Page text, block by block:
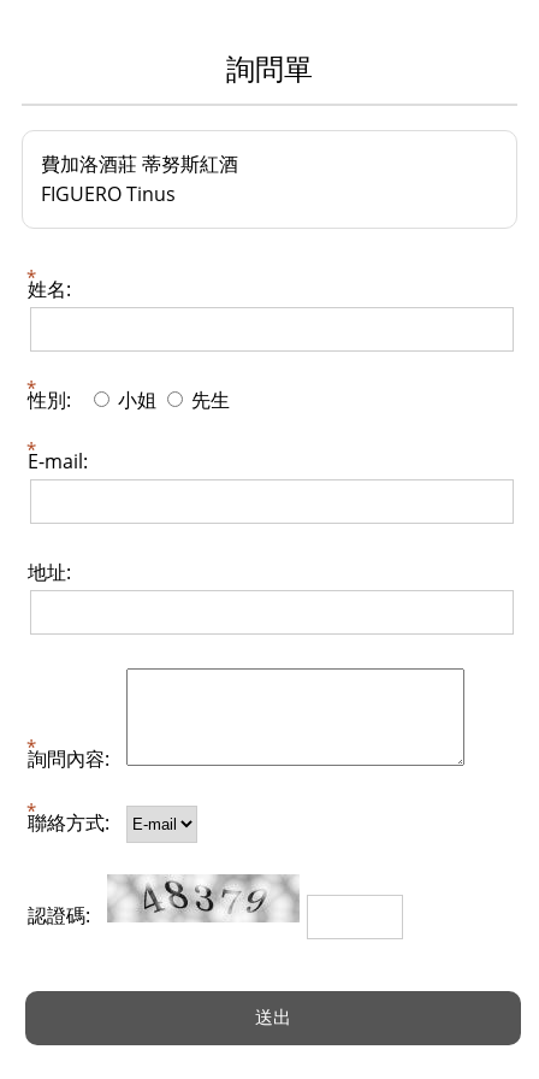
詢問單
費加洛酒莊 蒂努斯紅酒
FIGUERO Tinus
姓名:
性別: 小姐 先生
E-mail:
地址:
詢問內容:
聯絡方式:
認證碼: